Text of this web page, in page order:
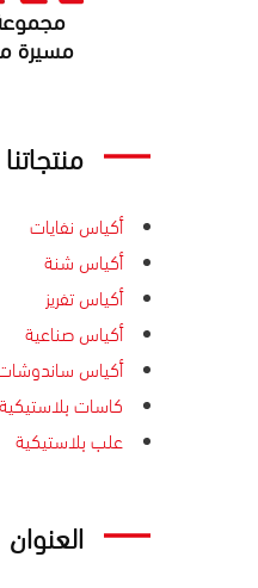
ﻣﺴﻴﺮة
منتجاتنا
أكياس نفايات
أكياس شنة
أكياس تفريز
أكياس صناعية
أكياس
كاسات بلاستيكية
علب بلاستيكية
العنوان